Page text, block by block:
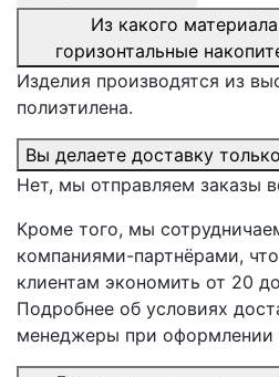
Из какого
горизонтальные
Изделия производятся из
полиэтилена.
Вы делаете доставку
Нет, мы отправляем заказы
Кроме того, мы
компаниями-партнёрами,
клиентам экономить от 20
Подробнее об условиях
менеджеры при оформлении